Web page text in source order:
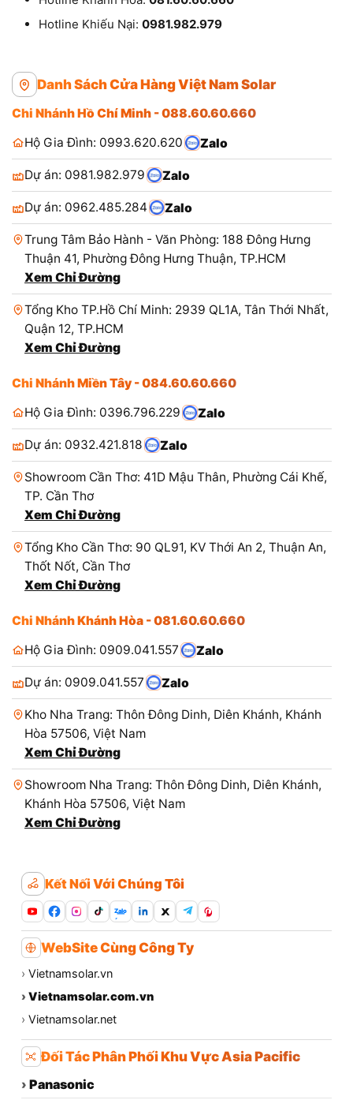
Hotline Khiếu Nại: 0981.982.979
Danh Sách Cửa Hàng Việt Nam Solar
Chi Nhánh Hồ Chí Minh - 088.60.60.660
Hộ Gia Đình: 0993.620.620
Zalo
Dự án: 0981.982.979 Zalo
Dự án: 0962.485.284 Zalo
Trung Tâm Bảo Hành - Văn Phòng: 188 Đông Hưng
Thuận 41, Phường Đông Hưng Thuận, TP.HCM
Xem Chỉ Đường
Tổng Kho TP.Hồ Chí Minh: 2939 QL1A, Tân Thới Nhất,
Quận 12, TP.HCM
Xem Chỉ Đường
Chi Nhánh Miền Tây - 084.60.60.660
Hộ Gia Đình: 0396.796.229
Zalo
Dự án: 0932.421.818 Zalo
Showroom Cần Thơ: 41D Mậu Thân, Phường Cái Khế,
TP. Cần Thơ
Xem Chỉ Đường
Tổng Kho Cần Thơ: 90 QL91, KV Thới An 2, Thuận An,
Thốt Nốt, Cần Thơ
Xem Chỉ Đường
Chi Nhánh Khánh Hòa - 081.60.60.660
Hộ Gia Đình: 0909.041.557
Zalo
Dự án: 0909.041.557 Zalo
Kho Nha Trang: Thôn Đông Dinh, Diên Khánh, Khánh
Hòa 57506, Việt Nam
Xem Chỉ Đường
Showroom Nha Trang: Thôn Đông Dinh, Diên Khánh,
Khánh Hòa 57506, Việt Nam
Xem Chỉ Đường
Kết Nối Với Chúng Tôi
Zalo
WebSite Cùng Công Ty
› Vietnamsolar.vn
› Vietnamsolar.com.vn
› Vietnamsolar.net
Đối Tác Phân Phối Khu Vực Asia Pacific
› Panasonic